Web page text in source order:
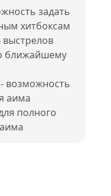
задать
хитбоксам
выстрелов
ближайшему
возможность
аима
полного